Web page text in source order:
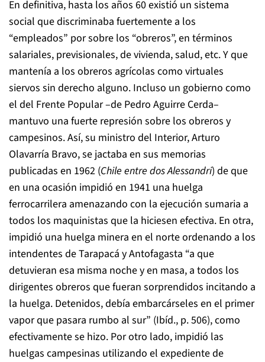
En definitiva, hasta los años 60 existió un sistema
social que discriminaba fuertemente a los
“empleados” por sobre los “obreros”, en términos
salariales, previsionales, de vivienda, salud, etc. Y que
mantenía a los obreros agrícolas como virtuales
siervos sin derecho alguno. Incluso un gobierno como
el del Frente Popular –de Pedro Aguirre Cerda–
mantuvo una fuerte represión sobre los obreros y
campesinos. Así, su ministro del Interior, Arturo
Olavarría Bravo, se jactaba en sus memorias
publicadas en 1962 (Chile entre dos Alessandri) de que
en una ocasión impidió en 1941 una huelga
ferrocarrilera amenazando con la ejecución sumaria a
todos los maquinistas que la hiciesen efectiva. En otra,
impidió una huelga minera en el norte ordenando a los
intendentes de Tarapacá y Antofagasta “a que
detuvieran esa misma noche y en masa, a todos los
dirigentes obreros que fueran sorprendidos incitando a
la huelga. Detenidos, debía embarcárseles en el primer
vapor que pasara rumbo al sur” (Ibíd., p. 506), como
efectivamente se hizo. Por otro lado, impidió las
huelgas campesinas utilizando el expediente de